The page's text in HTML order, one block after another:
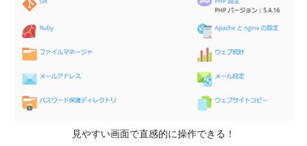
見やすい画面で直感的に操作できる！